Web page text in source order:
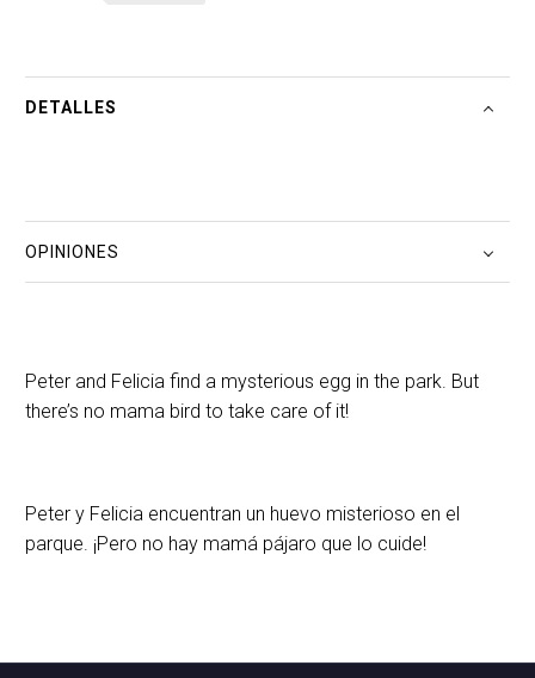
DETALLES
OPINIONES
Peter and Felicia find a mysterious egg in the park. But
there’s no mama bird to take care of it!
Peter y Felicia encuentran un huevo misterioso en el
parque. ¡Pero no hay mamá pájaro que lo cuide!